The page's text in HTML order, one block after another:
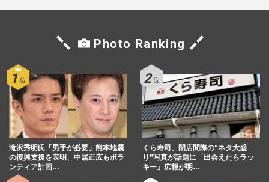
Photo Ranking
滝沢秀明氏「男手が必要」熊本地震
の復興支援を表明、中居正広もボラ
ンティア計画…
くら寿司、閉店間際の“ネタ大盛
り”写真が話題に「出会えたらラッ
キー」広報が明…